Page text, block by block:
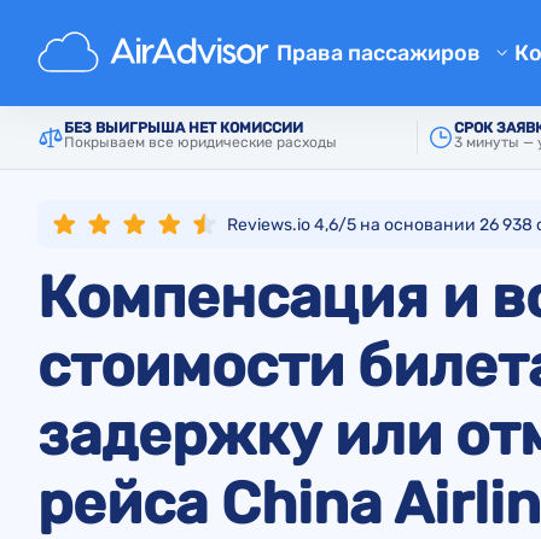
Права пассажиров
Компенсация за задержку
Компенсация за отмену
Компенсация от авиалиний
Жалобы на авиакомпании
Забастовка в авиалинии
Правовые нормы
БЕЗ ВЫИГРЫША НЕТ КОМИССИИ
Покрываем все юридические расходы
СРОК
3 минуты —
Главная Авиалинии China Airlines
Reviews.io 4,6/5 на основании 26 938
Компенсация и
стоимости
задержку или
рейса China